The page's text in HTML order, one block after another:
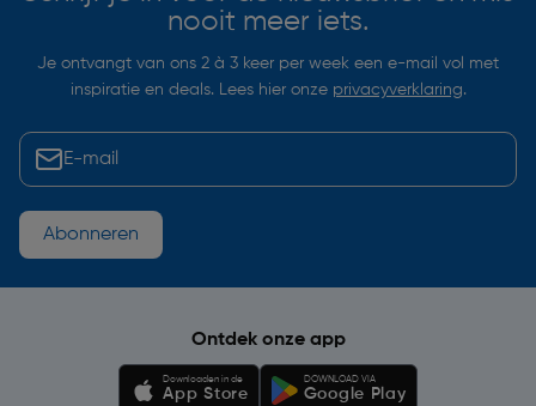
nooit meer iets.
Je ontvangt van ons 2 à 3 keer per week een e-mail vol met
inspiratie en deals. Lees hier onze privacyverklaring.
Abonneren
Ontdek onze app
Downloaden in de
App Store
DOWNLOAD VIA
Google Play